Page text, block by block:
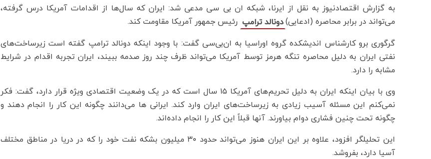
به گزارش اقتصادنیوز به نقل از ایرنا، شبکه ان بی سی مدعی شد: ایران که سال‌ها از اقدامات آمریکا درس گرفته،
می‌تواند در برابر محاصره (ادعایی)دونالد ترامپ رئیس جمهور آمریکا مقاومت کند.
گرگوری برو کارشناس اندیشکده گروه اوراسیا به ان‌بی‌سی گفت: با وجود اینکه دونالد ترامپ گفته است زیرساخت‌های
نفتی ایران به دلیل محاصره تنگه هرمز توسط آمریکا می‌تواند ظرف چند روز صدمه ببیند، ایران تجربه اقدام در شرایط
مشابه را دارد.
وی با بیان اینکه ایران به دلیل تحریم‌های آمریکا ۱۵ سال است که در یک وضعیت اقتصادی ویژه قرار دارد، گفت: فکر
نمی‌کنم این مسئله آسیب زیادی به زیرساخت‌های ایران وارد کند. ایرانی ها می‌دانند چگونه این کار را انجام دهند و
چگونه تحت چنین فشاری دوام بیاورند. آنها قبلاً این کار را انجام داده‌اند.
این تحلیلگر افزود، علاوه بر این ایران هنوز می‌تواند حدود ۳۰ میلیون بشکه نفت خود را که در دریا در مناطق مختلف
آسیا دارد، بفروشد.